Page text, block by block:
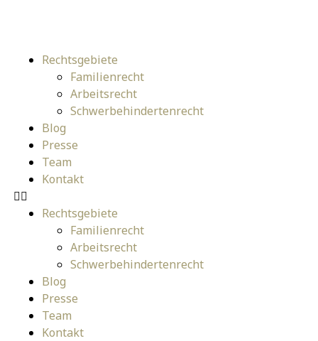
Rechtsgebiete
Familienrecht
Arbeitsrecht
Schwerbehindertenrecht
Blog
Presse
Team
Kontakt
Rechtsgebiete
Familienrecht
Arbeitsrecht
Schwerbehindertenrecht
Blog
Presse
Team
Kontakt